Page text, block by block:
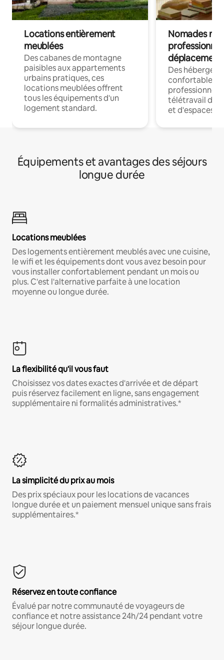
Locations entièrement
meublées
Des cabanes de montagne
paisibles aux appartements
urbains pratiques, ces
locations meublées offrent
tous les équipements d'un
logement standard.
Nomades
déplacement
Des
confortables
professionnels
télétravail
et d'espaces
Équipements et avantages des séjours
longue durée
Locations meublées
Des logements entièrement meublés avec une cuisine,
le wifi et les équipements dont vous avez besoin pour
vous installer confortablement pendant un mois ou
plus. C'est l'alternative parfaite à une location
moyenne ou longue durée.
La flexibilité qu'il vous faut
Choisissez vos dates exactes d'arrivée et de départ
puis réservez facilement en ligne, sans engagement
supplémentaire ni formalités administratives.*
La simplicité du prix au mois
Des prix spéciaux pour les locations de vacances
longue durée et un paiement mensuel unique sans frais
supplémentaires.*
Réservez en toute confiance
Évalué par notre communauté de voyageurs de
confiance et notre assistance 24h/24 pendant votre
séjour longue durée.